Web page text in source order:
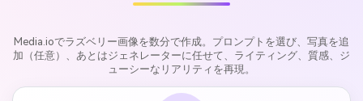
Media.ioでラズベリー画像を数分で作成。プロンプトを選び、写真を追
加（任意）、あとはジェネレーターに任せて、ライティング、質感、ジ
ューシーなリアリティを再現。